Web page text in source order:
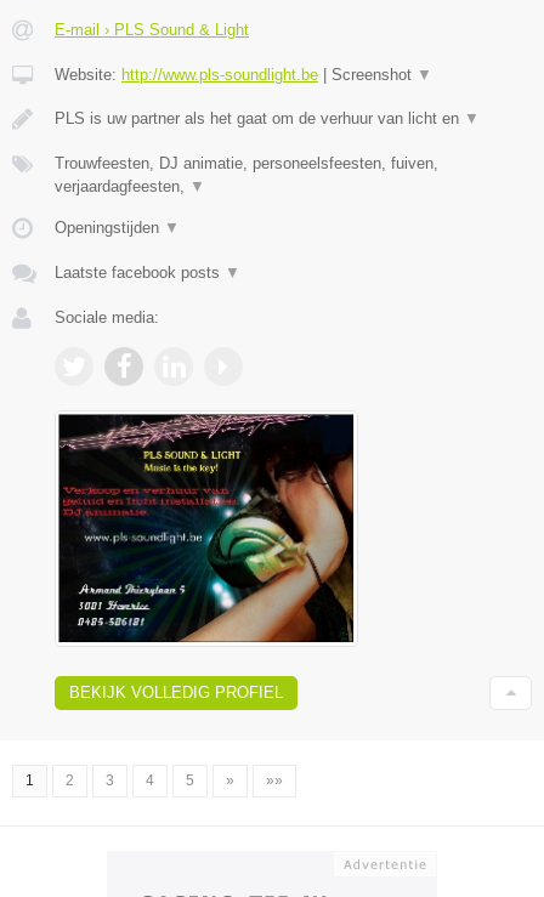
E-mail › PLS Sound & Light
Website: http://www.pls-soundlight.be Screenshot ▼
PLS is uw partner als het gaat om de verhuur van licht en ▼
Trouwfeesten, DJ animatie, personeelsfeesten, fuiven,
verjaardagfeesten, ▼
Openingstijden ▼
Laatste facebook posts ▼
Sociale media:
BEKIJK VOLLEDIG PROFIEL
1 2 3 4 5 » »»